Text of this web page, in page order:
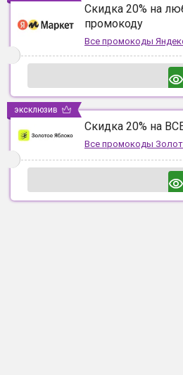
Скидка 20% на
промокоду
Все промокоды
Скидка 20% на
Все промокоды
эксклюзив